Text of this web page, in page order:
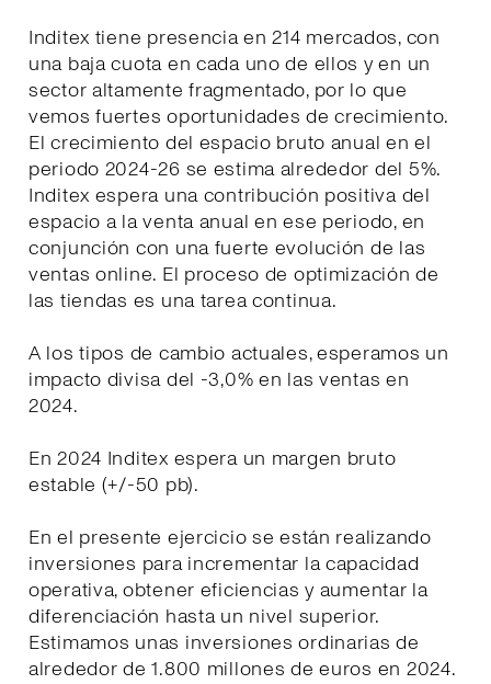
Inditex tiene presencia en 214 mercados, con
una baja cuota en cada uno de ellos y en un
sector altamente fragmentado, por lo que
vemos fuertes oportunidades de crecimiento.
El crecimiento del espacio bruto anual en el
periodo 2024-26 se estima alrededor del 5%.
Inditex espera una contribución positiva del
espacio a la venta anual en ese periodo, en
conjunción con una fuerte evolución de las
ventas online. El proceso de optimización de
las tiendas es una tarea continua.
A los tipos de cambio actuales, esperamos un
impacto divisa del -3,0% en las ventas en
2024.
En 2024 Inditex espera un margen bruto
estable (+/-50 pb).
En el presente ejercicio se están realizando
inversiones para incrementar la capacidad
operativa, obtener eficiencias y aumentar la
diferenciación hasta un nivel superior.
Estimamos unas inversiones ordinarias de
alrededor de 1.800 millones de euros en 2024.